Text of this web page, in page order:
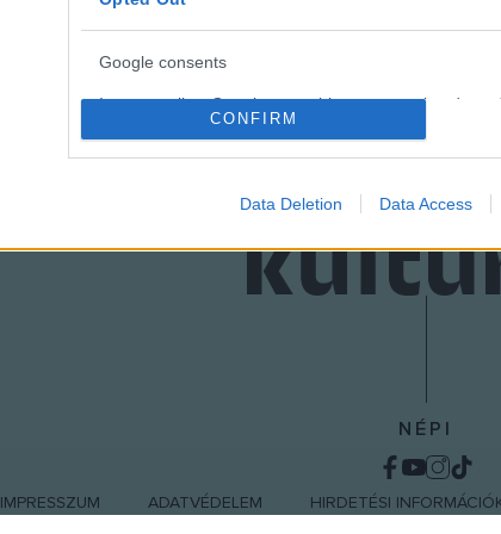
Google consents
I want to allow Google to enable storage related to
web or device identifiers in apps.
I want to allow Google to send me personalized
I want to allow Google to enable storage related to
I want to allow Google to enable storage related to
CONFIRM
Data Deletion Data Access
NÉPI
IMPRESSZUM ADATVÉDELEM HIRDETÉSI